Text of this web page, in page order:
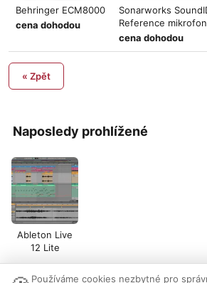
Naposledy prohlížené
Ableton Live
12 Lite
Behringer ECM8000
cena dohodou
Sonarworks
Reference mikrofon
cena dohodou
« Zpět
Používáme cookies nezbytné pro